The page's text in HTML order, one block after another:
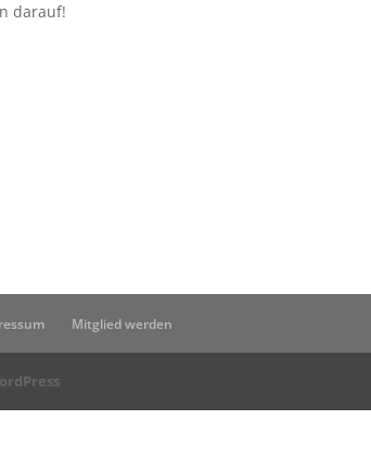
darauf!
Mitglied werden